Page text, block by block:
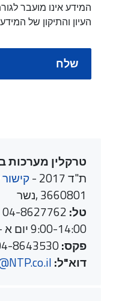
המידע אינו מועבר
העיון והתיקון של
שלח
טרקלין מערכות
ת"ד 2017 -
קישור
3660801 ,נשר
טל:
9:00-14:00 יום א - ה
פקס:
דוא"ל: